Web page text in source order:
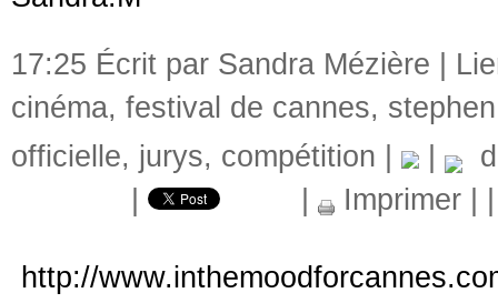
17:25 Écrit par Sandra Mézière |
cinéma, festival de cannes,
officielle, jurys, compétition
Imprimer
http://